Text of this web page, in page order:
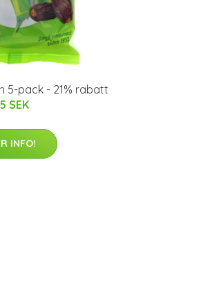
5-pack - 21% rabatt
SEK
INFO!